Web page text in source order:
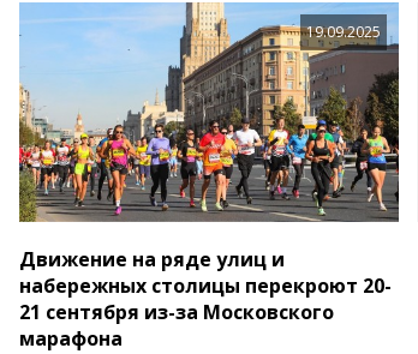
19.09.2025
Движение на ряде улиц и
набережных столицы перекроют 20-
21 сентября из-за Московского
марафона